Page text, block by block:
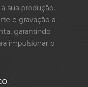
sua produção.
e gravação a
garantindo
impulsionar o